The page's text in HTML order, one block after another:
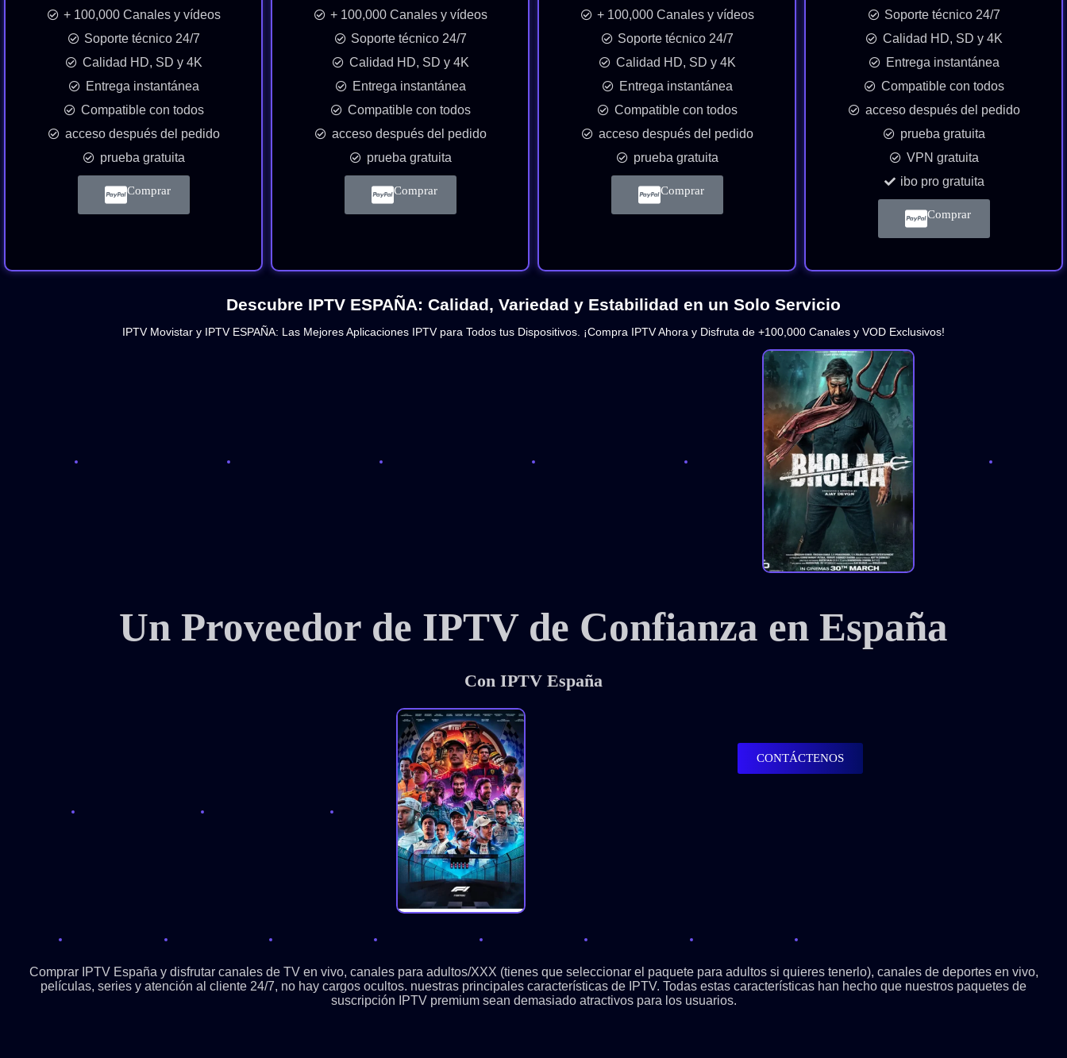
+ 100,000 Canales y vídeos
Soporte técnico 24/7
Calidad HD, SD y 4K
Entrega instantánea
Compatible con todos
acceso después del pedido
prueba gratuita
Comprar
+ 100,000 Canales y vídeos
Soporte técnico 24/7
Calidad HD, SD y 4K
Entrega instantánea
Compatible con todos
acceso después del pedido
prueba gratuita
Comprar
+ 100,000 Canales y vídeos
Soporte técnico 24/7
Calidad HD, SD y 4K
Entrega instantánea
Compatible con todos
acceso después del pedido
prueba gratuita
Comprar
Soporte técnico 24/7
Calidad HD, SD y 4K
Entrega instantánea
Compatible con todos
acceso después del pedido
prueba gratuita
VPN gratuita
ibo pro gratuita
Comprar
Descubre IPTV ESPAÑA: Calidad, Variedad y Estabilidad en un Solo Servicio
IPTV Movistar y IPTV ESPAÑA: Las Mejores Aplicaciones IPTV para Todos tus Dispositivos. ¡Compra IPTV Ahora y Disfruta de +100,000 Canales y VOD Exclusivos!
Un Proveedor de IPTV de Confianza en España
Con IPTV España
CONTÁCTENOS
Comprar IPTV España y disfrutar canales de TV en vivo, canales para adultos/XXX (tienes que seleccionar el paquete para adultos si quieres tenerlo), canales de deportes en vivo,
películas, series y atención al cliente 24/7, no hay cargos ocultos. nuestras principales características de IPTV. Todas estas características han hecho que nuestros paquetes de
suscripción IPTV premium sean demasiado atractivos para los usuarios.